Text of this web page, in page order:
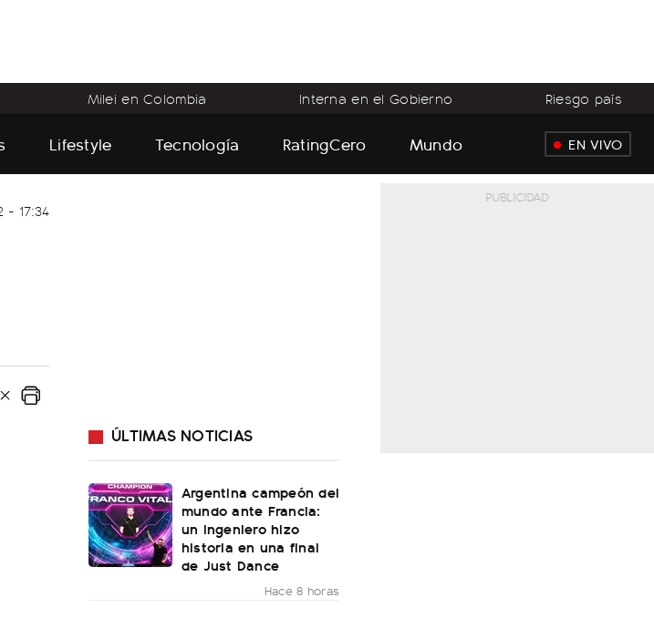
Milei en Colombia Interna en el Gobierno Riesgo país
Lifestyle Tecnología RatingCero Mundo EN VIVO
- 17:34
ÚLTIMAS NOTICIAS
Argentina campeón del
mundo ante Francia:
un ingeniero hizo
historia en una final
de Just Dance
Hace 8 horas